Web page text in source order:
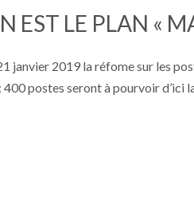
EST LE PLAN «
janvier 2019 la réfome sur les
400 postes seront à pourvoir d’ici